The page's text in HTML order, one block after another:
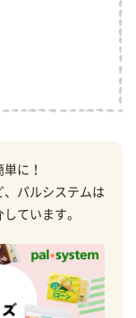
に！
、パルシステムは
ています。